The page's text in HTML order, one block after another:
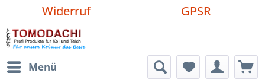
Widerruf GPSR
Menü